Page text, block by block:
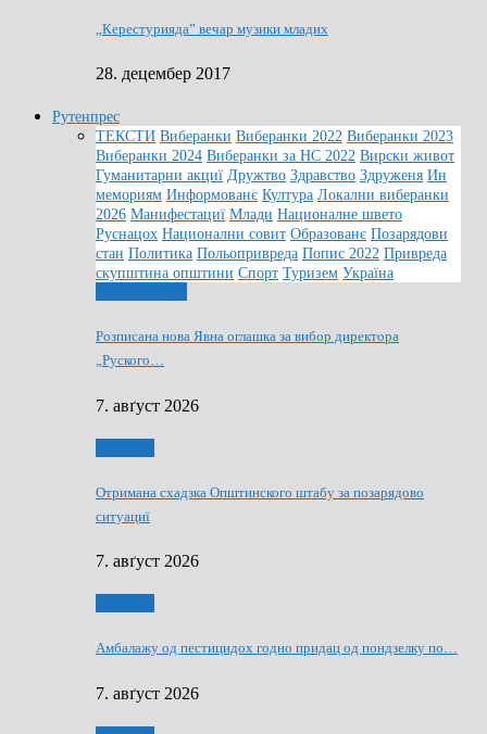
„Керестурияда” вечар музики младих
28. децембер 2017
Рутенпрес
ТЕКСТИ Виберанки Виберанки 2022 Виберанки 2023
Виберанки 2024 Виберанки за НС 2022 Вирски живот
Гуманитарни акциї Дружтво Здравство Здруженя Ин
мемориям Информованє Култура Локални виберанки
2026 Манифестациї Млади Националне швето
Руснацох Национални совит Образованє Позарядови
стан Политика Польопривреда Попис 2022 Привреда
скупштина општини Спорт Туризем Україна
Розписана нова Явна оглашка за вибор директора
„Руского…
7. авґуст 2026
Отримана схадзка Општинского штабу за позарядово
ситуациї
7. авґуст 2026
Амбалажу од пестицидох годно придац од пондзелку по…
7. авґуст 2026